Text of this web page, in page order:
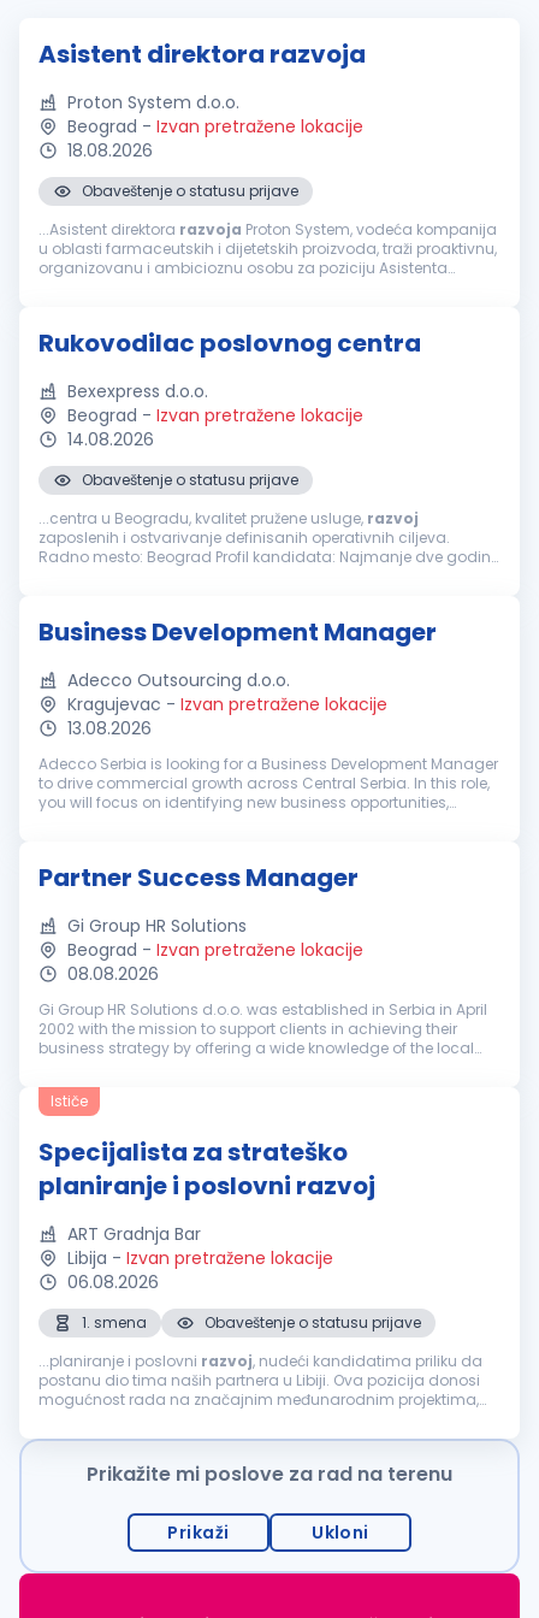
Asistent direktora razvoja
Proton System d.o.o.
Beograd - Izvan pretražene lokacije
18.08.2026
Obaveštenje o statusu prijave
...Asistent direktora razvoja Proton System, vodeća kompanija
u oblasti farmaceutskih i dijetetskih proizvoda, traži proaktivnu,
organizovanu i ambicioznu osobu za poziciju Asistenta
Rukovodilac poslovnog centra
Bexexpress d.o.o.
Beograd - Izvan pretražene lokacije
14.08.2026
Obaveštenje o statusu prijave
...centra u Beogradu, kvalitet pružene usluge, razvoj
zaposlenih i ostvarivanje definisanih operativnih ciljeva.
Radno mesto: Beograd Profil kandidata: Najmanje dve godine
Business Development Manager
Adecco Outsourcing d.o.o.
Kragujevac - Izvan pretražene lokacije
13.08.2026
Adecco Serbia is looking for a Business Development Manager
to drive commercial growth across Central Serbia. In this role,
you will focus on identifying new business opportunities,
Partner Success Manager
Gi Group HR Solutions
Beograd - Izvan pretražene lokacije
08.08.2026
Gi Group HR Solutions d.o.o. was established in Serbia in April
2002 with the mission to support clients in achieving their
business strategy by offering a wide knowledge of the local
tried...
Ističe
Specijalista za strateško
planiranje i poslovni razvoj
ART Gradnja Bar
Libija - Izvan pretražene lokacije
06.08.2026
1. smena
Obaveštenje o statusu prijave
...planiranje i poslovni razvoj, nudeći kandidatima priliku da
postanu dio tima naših partnera u Libiji. Ova pozicija donosi
mogućnost rada na značajnim međunarodnim projektima,
predstavlja odličan korak...
Prikažite mi poslove za rad na terenu
Prikaži Ukloni